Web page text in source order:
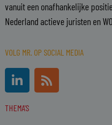
vanuit een onafhankelijke
Nederland actieve juristen en
VOLG MR. OP SOCIAL MEDIA
i
k
R
s
THEMA'S